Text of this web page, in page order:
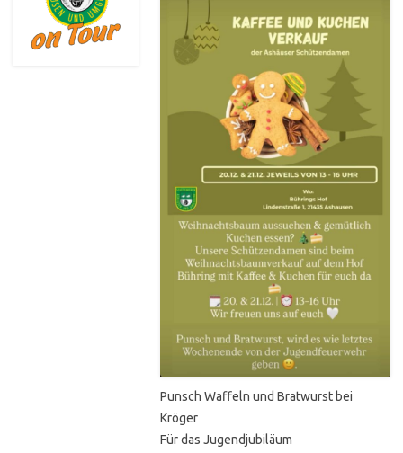
Punsch Waffeln und Bratwurst bei
Kröger
Für das Jugendjubiläum